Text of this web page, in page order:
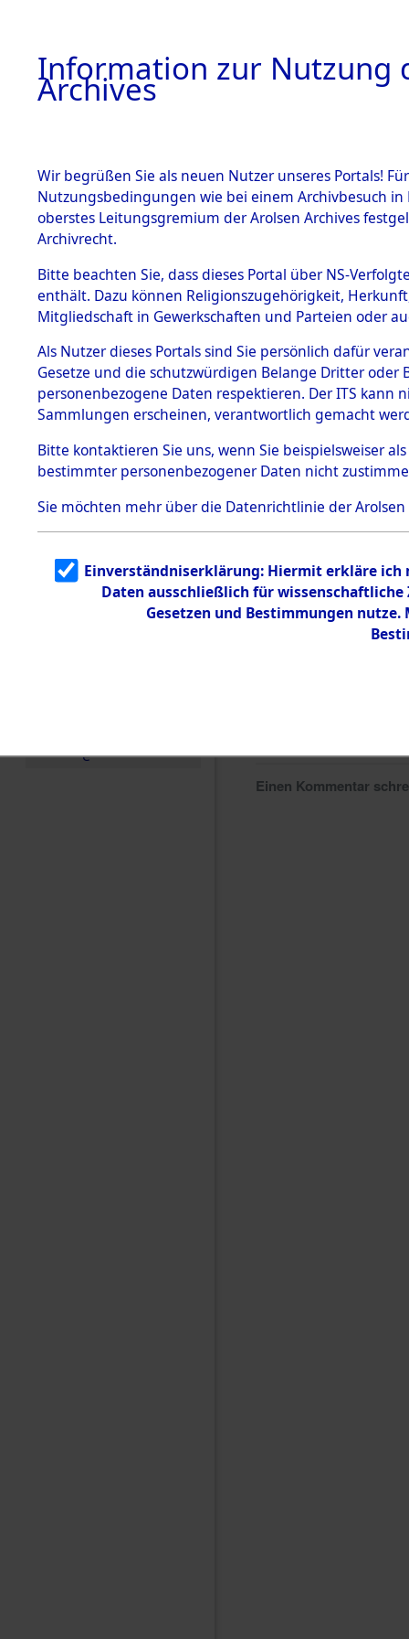
BESTÄNDE
1.
mente
5. Verschiedenes
5.3
Todesmärsche
5.3.1 Alliierte
Erhebungen
zu
Todesmärsch
en
5.3.2
g
5.3.3
Todesmärsch
e
Fronberg.
0102
Einen Kommentar
Information zur Nutzung
Archives
Wir begrüßen Sie als neuen Nutzer unseres Portals!
Nutzungsbedingungen wie bei einem Archivbesuch
oberstes Leitungsgremium der Arolsen Archives
Archivrecht.
Bitte beachten Sie, dass dieses Portal über NS-
enthält. Dazu können Religionszugehörigkeit,
Mitgliedschaft in Gewerkschaften und Parteien oder
Als Nutzer dieses Portals sind Sie persönlich dafür
Gesetze und die schutzwürdigen Belange Dritter
personenbezogene Daten respektieren. Der ITS
Sammlungen erscheinen, verantwortlich gemacht
Bitte kontaktieren Sie uns, wenn Sie beispielsweiser
bestimmter personenbezogener Daten nicht
Sie möchten mehr über die Datenrichtlinie der Arolsen
Einverständniserklärung: Hiermit erkläre ich
Daten ausschließlich für
Gesetzen und Bestimmungen